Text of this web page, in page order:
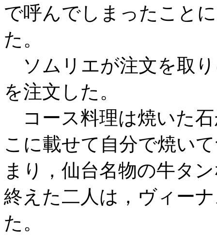
で呼んでしまったこと
た。
ソムリエが注文を取
を注文した。
コース料理は焼いた
こに載せて自分で焼い
まり，仙台名物の牛タ
終えた二人は，ヴィー
た。